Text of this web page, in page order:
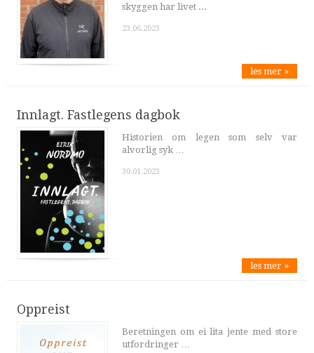
skyggen har livet ...
23.06.2023
les mer »
Innlagt. Fastlegens dagbok
Historien om legen som selv var
alvorlig syk …
30.01.2023
les mer »
Oppreist
Beretningen om ei lita jente med store
utfordringer …